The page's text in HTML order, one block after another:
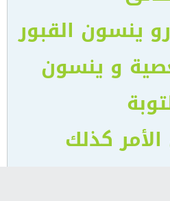
ينسون القبور
و ينسون
كذلك
و الوباء و